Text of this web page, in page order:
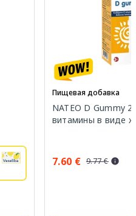
Пищевая добавка
NATEO D Gummy
витамины в виде
7.60 € 9.77 €